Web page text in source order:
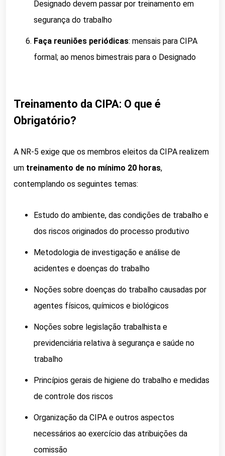
Designado devem passar por treinamento em
segurança do trabalho
Faça reuniões periódicas: mensais para CIPA
formal; ao menos bimestrais para o Designado
Treinamento da CIPA: O que é
Obrigatório?
A NR-5 exige que os membros eleitos da CIPA realizem
um treinamento de no mínimo 20 horas,
contemplando os seguintes temas:
Estudo do ambiente, das condições de trabalho e
dos riscos originados do processo produtivo
Metodologia de investigação e análise de
acidentes e doenças do trabalho
Noções sobre doenças do trabalho causadas por
agentes físicos, químicos e biológicos
Noções sobre legislação trabalhista e
previdenciária relativa à segurança e saúde no
trabalho
Princípios gerais de higiene do trabalho e medidas
de controle dos riscos
Organização da CIPA e outros aspectos
necessários ao exercício das atribuições da
comissão